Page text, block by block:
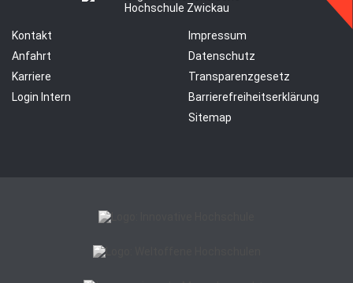
Kontakt
Anfahrt
Karriere
Login Intern
Impressum
Datenschutz
Transparenzgesetz
Barrierefreiheitserklärung
Sitemap